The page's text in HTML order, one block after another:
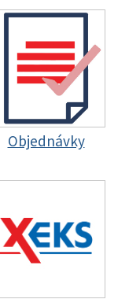
Objednávky